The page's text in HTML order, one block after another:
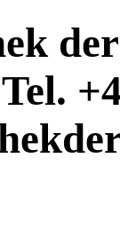
Tel.